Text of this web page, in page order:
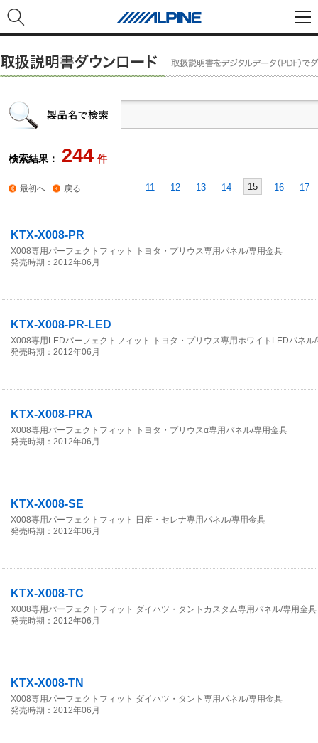
検索結果： 244 件
最初へ 戻る 11 12 13 14 15 16 17
KTX-X008-PR
X008専用パーフェクトフィット トヨタ・プリウス専用パネル/専用金具
発売時期：2012年06月
KTX-X008-PR-LED
X008専用LEDパーフェクトフィット トヨタ・プリウス専用ホワイトLEDパネル
発売時期：2012年06月
KTX-X008-PRA
X008専用パーフェクトフィット トヨタ・プリウスα専用パネル/専用金具
発売時期：2012年06月
KTX-X008-SE
X008専用パーフェクトフィット 日産・セレナ専用パネル/専用金具
発売時期：2012年06月
KTX-X008-TC
X008専用パーフェクトフィット ダイハツ・タントカスタム専用パネル/専用金具
発売時期：2012年06月
KTX-X008-TN
X008専用パーフェクトフィット ダイハツ・タント専用パネル/専用金具
発売時期：2012年06月